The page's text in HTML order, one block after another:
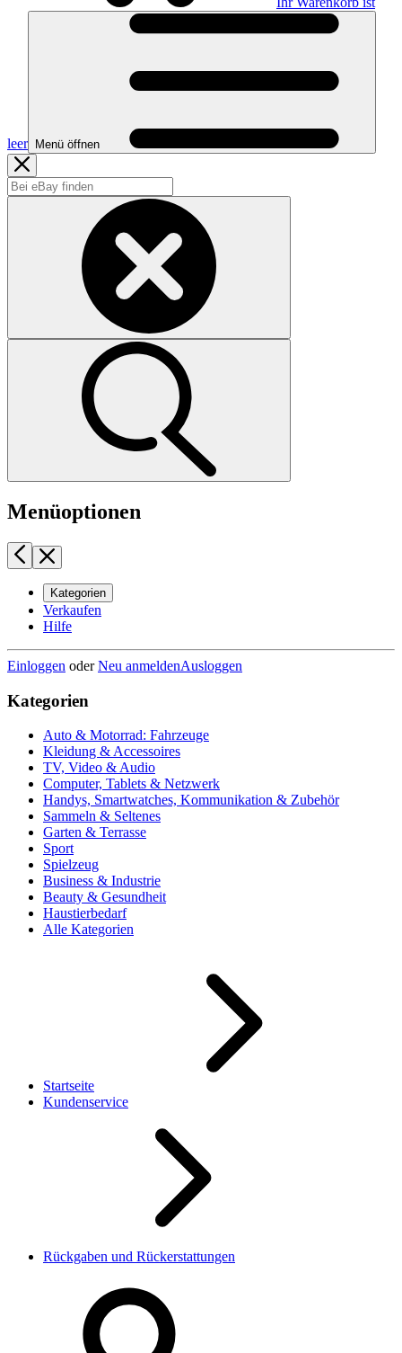
leer Menü öffnen
Menüoptionen
Kategorien
Verkaufen
Hilfe
Einloggen oderNeu anmeldenAusloggen
Kategorien
Auto & Motorrad: Fahrzeuge
Kleidung & Accessoires
TV, Video & Audio
Computer, Tablets & Netzwerk
Handys, Smartwatches, Kommunikation & Zubehör
Sammeln & Seltenes
Garten & Terrasse
Sport
Spielzeug
Business & Industrie
Beauty & Gesundheit
Haustierbedarf
Alle Kategorien
Startseite
Kundenservice
Rückgaben und Rückerstattungen